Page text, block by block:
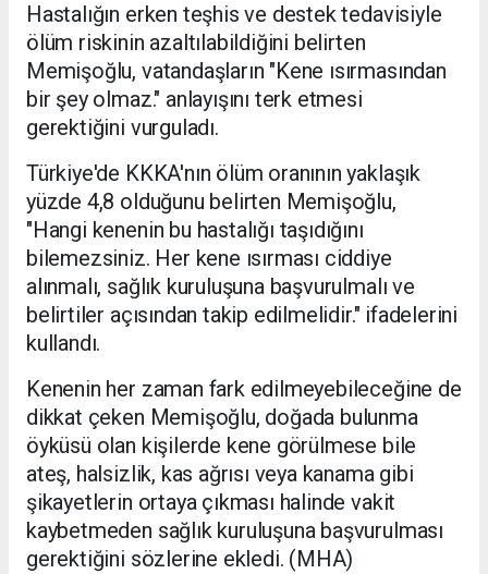
Hastalığın erken teşhis ve destek tedavisiyle
ölüm riskinin azaltılabildiğini belirten
Memişoğlu, vatandaşların "Kene ısırmasından
bir şey olmaz." anlayışını terk etmesi
gerektiğini vurguladı.
Türkiye'de KKKA'nın ölüm oranının yaklaşık
yüzde 4,8 olduğunu belirten Memişoğlu,
"Hangi kenenin bu hastalığı taşıdığını
bilemezsiniz. Her kene ısırması ciddiye
alınmalı, sağlık kuruluşuna başvurulmalı ve
belirtiler açısından takip edilmelidir." ifadelerini
kullandı.
Kenenin her zaman fark edilmeyebileceğine de
dikkat çeken Memişoğlu, doğada bulunma
öyküsü olan kişilerde kene görülmese bile
ateş, halsizlik, kas ağrısı veya kanama gibi
şikayetlerin ortaya çıkması halinde vakit
kaybetmeden sağlık kuruluşuna başvurulması
gerektiğini sözlerine ekledi. (MHA)